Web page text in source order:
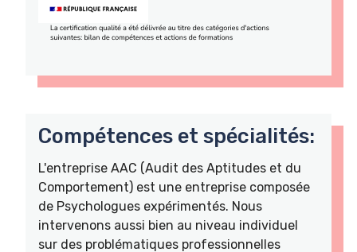
Compétences et spécialités:
L'entreprise AAC (Audit des Aptitudes et du
Comportement) est une entreprise composée
de Psychologues expérimentés. Nous
intervenons aussi bien au niveau individuel
sur des problématiques professionnelles